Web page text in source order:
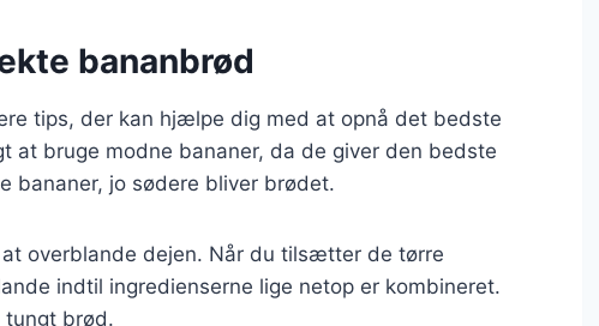
bananbrød
tips, der kan hjælpe dig med at opnå det bedste
at bruge modne bananer, da de giver den bedste
bananer, jo sødere bliver brødet.
overblande dejen. Når du tilsætter de tørre
indtil ingredienserne lige netop er kombineret.
brød.